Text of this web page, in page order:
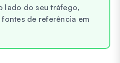
lado do seu tráfego,
de referência em